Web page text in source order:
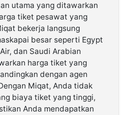
utama yang ditawarkan
tiket pesawat yang
bekerja langsung
besar seperti Egypt
dan Saudi Arabian
harga tiket yang
dengan agen
Miqat, Anda tidak
biaya tiket yang tinggi,
Anda mendapatkan